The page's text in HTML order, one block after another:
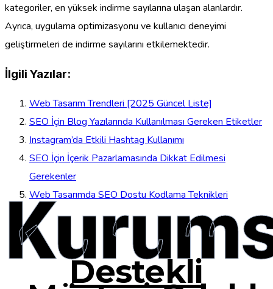
kategoriler, en yüksek indirme sayılarına ulaşan alanlardır.
Ayrıca, uygulama optimizasyonu ve kullanıcı deneyimi
geliştirmeleri de indirme sayılarını etkilemektedir.
İlgili Yazılar:
Web Tasarım Trendleri [2025 Güncel Liste]
SEO İçin Blog Yazılarında Kullanılması Gereken Etiketler
Instagram’da Etkili Hashtag Kullanımı
SEO İçin İçerik Pazarlamasında Dikkat Edilmesi
Gerekenler
Web Tasarımda SEO Dostu Kodlama Teknikleri
Destekli